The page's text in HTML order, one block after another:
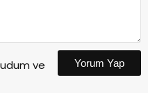
ve
Yorum Yap